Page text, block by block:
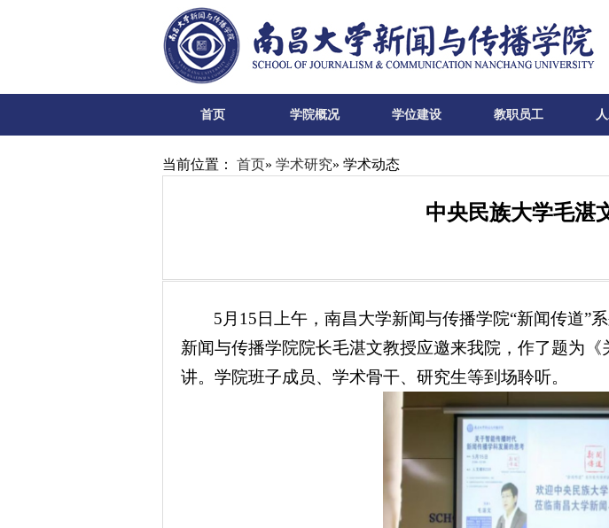
首页 学院概况 学位建设 教职员工
当前位置： 首页» 学术研究» 学术动态
中央民族大学毛湛
5月15日上午，南昌大学新闻与传播学院“新闻传道”
新闻与传播学院院长毛湛文教授应邀来我院，作了题为
讲。学院班子成员、学术骨干、研究生等到场聆听。